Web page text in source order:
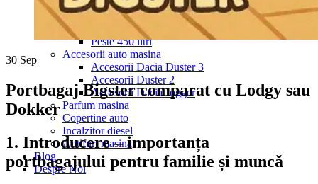
Portbagaj Plafon Auto
Sub 350 Litri
Peste 350 Litri
Peste 450 litri
Accesorii auto masina
Accesorii Dacia Duster 3
Accesorii Duster 2
Accesorii Dacia Jogger
Parfum masina
Copertine auto
Incalzitor diesel
Antifurt masina
Blog
Despre Noi
30 Sep
Portbagaj Bigster comparat cu Lodgy sau
Dokker
1. Introducere – importanța
portbagajului pentru familie și muncă